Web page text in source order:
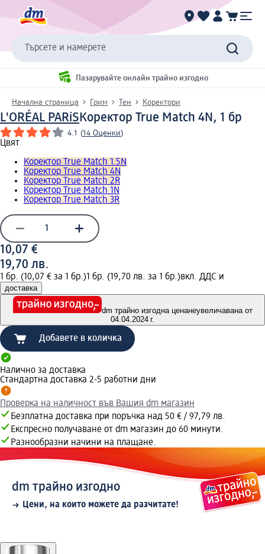
Търсете и намерете
Пазарувайте онлайн трайно изгодно
Начална страница Грим Тен Коректори
L'ORÉAL PARiS Коректор True Match 4N, 1 бр
4.1 (14 Оценки)
Цвят
Коректор True Match 1.5N
Коректор True Match 4N
Коректор True Match 2R
Коректор True Match 1N
Коректор True Match 3R
10,07 €
19,70 лв.
1 бр. (10,07 € за 1 бр.)1 бр. (19,70 лв. за 1 бр.)вкл. ДДС и
доставка
dm трайно изгодна ценанеувеличавана от
04.04.2024 г.
Добавете в количка
Налично за доставка
Стандартна доставка 2-5 работни дни
Проверка на наличност във Вашия dm магазин
Безплатна доставка при поръчка над 50 € / 97,79 лв.
Експресно получаване от dm магазин до 60 минути.
Разнообразни начини на плащане.
dm трайно изгодно
Цени, на които можете да разчитате!